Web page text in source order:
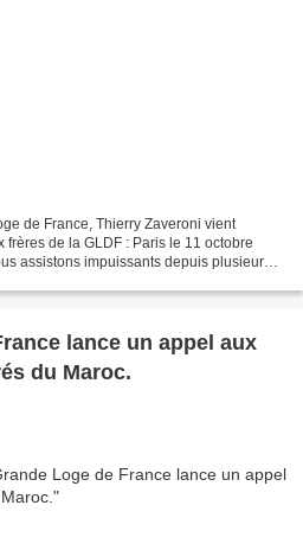
de France, Thierry Zaveroni vient
de la GLDF : Paris le 11 octobre
assistons impuissants depuis plusieurs
lance un appel aux
du Maroc.